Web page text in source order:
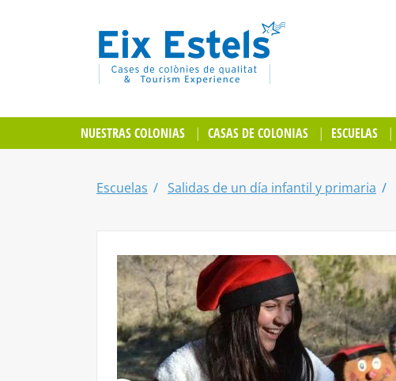
NUESTRAS COLONIAS
CASAS DE COLONIAS ESCUELAS
Escuelas Salidas de un día infantil y primaria